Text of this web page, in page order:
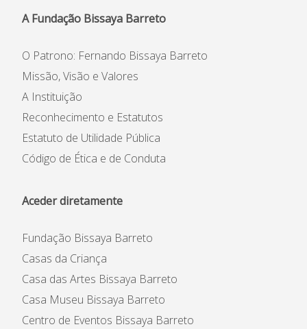
A Fundação Bissaya Barreto
O Patrono: Fernando Bissaya Barreto
Missão, Visão e Valores
A Instituição
Reconhecimento e Estatutos
Estatuto de Utilidade Pública
Código de Ética e de Conduta
Aceder diretamente
Fundação Bissaya Barreto
Casas da Criança
Casa das Artes Bissaya Barreto
Casa Museu Bissaya Barreto
Centro de Eventos Bissaya Barreto